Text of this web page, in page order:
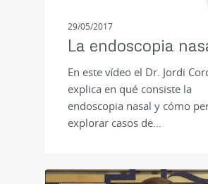
29/05/2017
La endoscopia
En este vídeo el Dr. Jordi
explica en qué consiste la
endoscopia nasal y cómo
explorar casos de…